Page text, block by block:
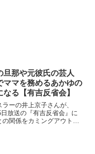
旦那や元彼氏の芸人
ママを務めるあかゆの
る【有吉反省会】
ーの井上京子さんが、
放送の『有吉反省会』に
関係をカミングアウトし